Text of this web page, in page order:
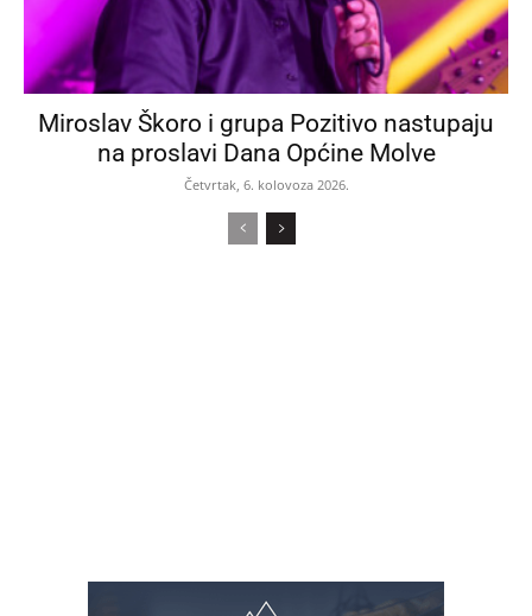
Miroslav Škoro i grupa Pozitivo nastupaju
na proslavi Dana Općine Molve
Četvrtak, 6. kolovoza 2026.